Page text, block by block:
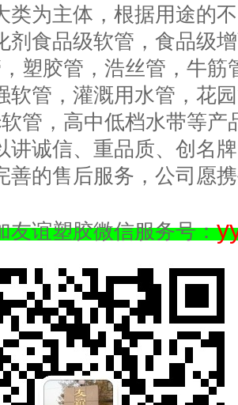
类为主体，根据用途的
剂食品级软管，食品级
塑胶管，浩丝管，牛筋
软管，灌溉用水管，花
管，高中低档水带等产
讲诚信、重品质、创名
善的售后服务，公司愿
友谊塑胶微信服务号：